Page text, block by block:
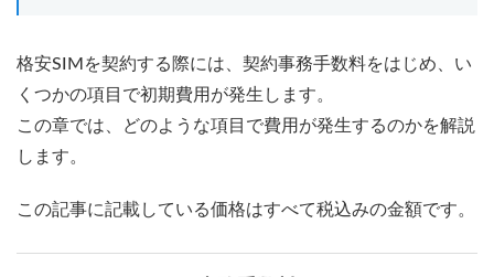
格安SIMを契約する際には、契約事務手数料をはじめ、い
くつかの項目で初期費用が発生します。
この章では、どのような項目で費用が発生するのかを解説
します。
この記事に記載している価格はすべて税込みの金額です。